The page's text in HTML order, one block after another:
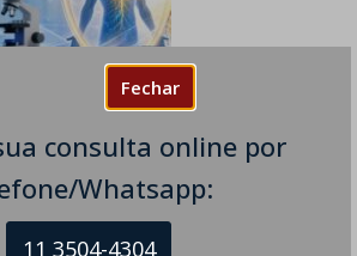
Fechar
consulta online por
Whatsapp:
11 3504-4304
FDA e EMA aceitam
para nova
miastenia gravis